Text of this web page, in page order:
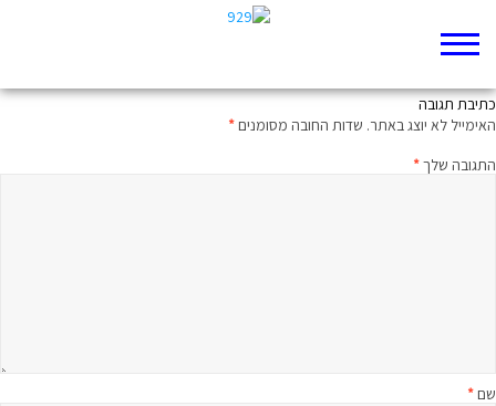
כתיבת תגובה
האימייל לא יוצג באתר. שדות החובה מסומנים*
התגובה שלך*
שם*